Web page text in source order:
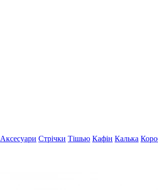
Аксесуари Стрiчки Тішью Кафін Калька